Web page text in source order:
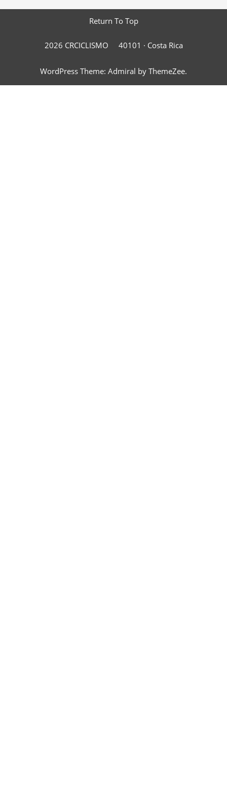
Return To Top
2026 CRCICLISMO 40101 · Costa Rica
WordPress Theme: Admiral by ThemeZee.